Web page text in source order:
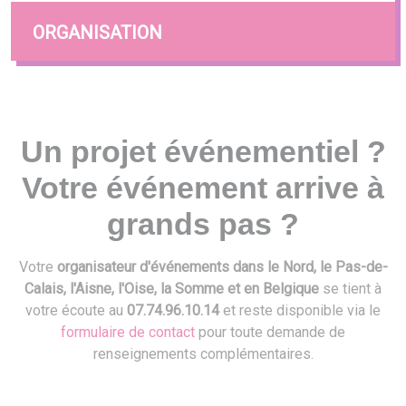
ORGANISATION
Un projet événementiel ?
Votre événement arrive à
grands pas ?
Votre organisateur d'événements dans le Nord, le Pas-de-
Calais, l'Aisne, l'Oise, la Somme et en Belgique se tient à
votre écoute au 07.74.96.10.14et reste disponible via le
formulaire de contact pour toute demande de
renseignements complémentaires.